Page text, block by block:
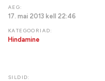
AEG:
17. mai 2013 kell 22:46
KATEGOORIAD:
Hindamine
SILDID: